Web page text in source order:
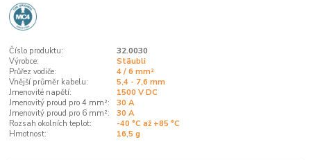
Číslo produktu:
32.0030
Výrobce:
Stäubli
Průřez vodiče:
4 / 6 mm²
Vnější průměr kabelu:
5,4 - 7,6 mm
Jmenovité napětí:
1500 V DC
Jmenovitý proud pro 4 mm²:
30 A
Jmenovitý proud pro 6 mm²:
30 A
Rozsah okolních teplot:
-40 °C až +85 °C
Hmotnost:
16,5 g